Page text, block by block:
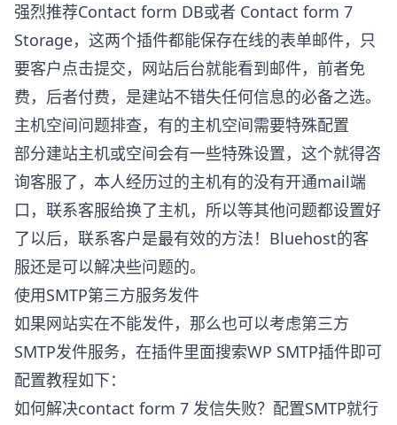
强烈推荐Contact form DB或者 Contact form 7
Storage，这两个插件都能保存在线的表单邮件，只
要客户点击提交，网站后台就能看到邮件，前者免
费，后者付费，是建站不错失任何信息的必备之选。
主机空间问题排查，有的主机空间需要特殊配置
部分建站主机或空间会有一些特殊设置，这个就得咨
询客服了，本人经历过的主机有的没有开通mail端
口，联系客服给换了主机，所以等其他问题都设置好
了以后，联系客户是最有效的方法！Bluehost的客
服还是可以解决些问题的。
使用SMTP第三方服务发件
如果网站实在不能发件，那么也可以考虑第三方
SMTP发件服务，在插件里面搜索WP SMTP插件即可
配置教程如下：
如何解决contact form 7 发信失败？配置SMTP就行